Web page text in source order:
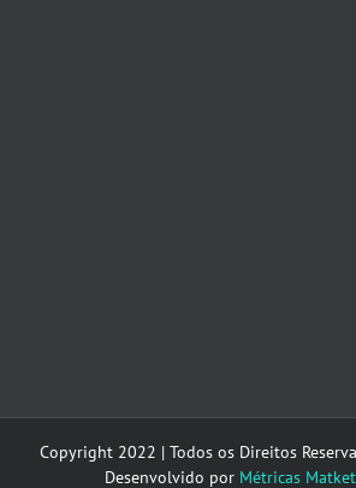
Copyright 2022 | Todos os Direitos
Desenvolvido por Métricas